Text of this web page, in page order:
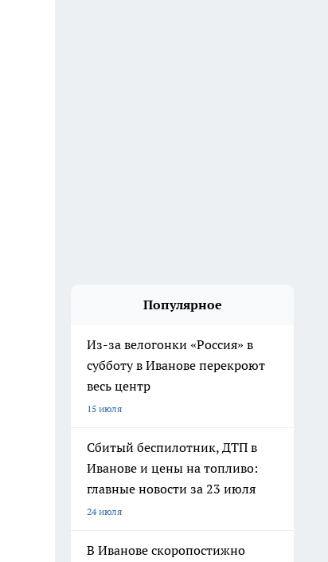
Популярное
Из-за велогонки «Россия» в
субботу в Иванове перекроют
весь центр
15 июля
Сбитый беспилотник, ДТП в
Иванове и цены на топливо:
главные новости за 23 июля
24 июля
В Иванове скоропостижно